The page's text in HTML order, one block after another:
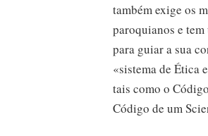
também exige os
paroquianos e
para guiar a sua
«sistema de Ética
tais como o
Código de um